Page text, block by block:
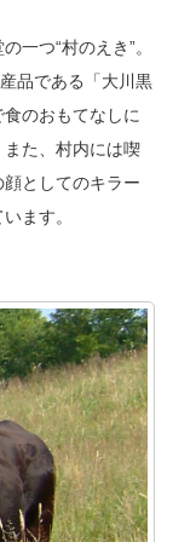
一つ“村のえき”。
品である「大川黒
のおもてなしに
た、村内には喫
としてのキラー
ます。